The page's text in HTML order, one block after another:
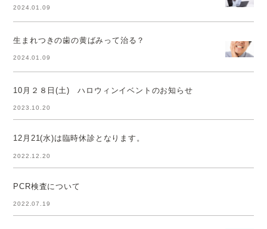
2024.01.09
生まれつきの歯の黄ばみって治る？
2024.01.09
10月２８日(土) ハロウィンイベントのお知らせ
2023.10.20
12月21(水)は臨時休診となります。
2022.12.20
PCR検査について
2022.07.19